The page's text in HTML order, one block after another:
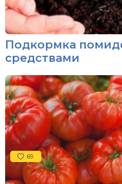
Подкормка
средствами
69